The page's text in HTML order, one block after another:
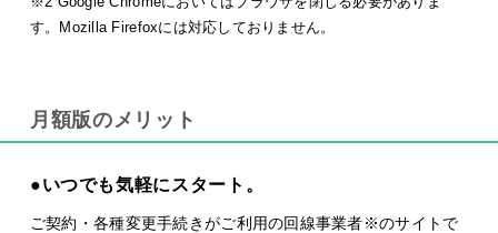
す。Mozilla Firefoxには対応しておりません。
月額版のメリット
●いつでも気軽にスタート。
ご契約・各種変更手続きがご利用の回線事業者※のサイトで